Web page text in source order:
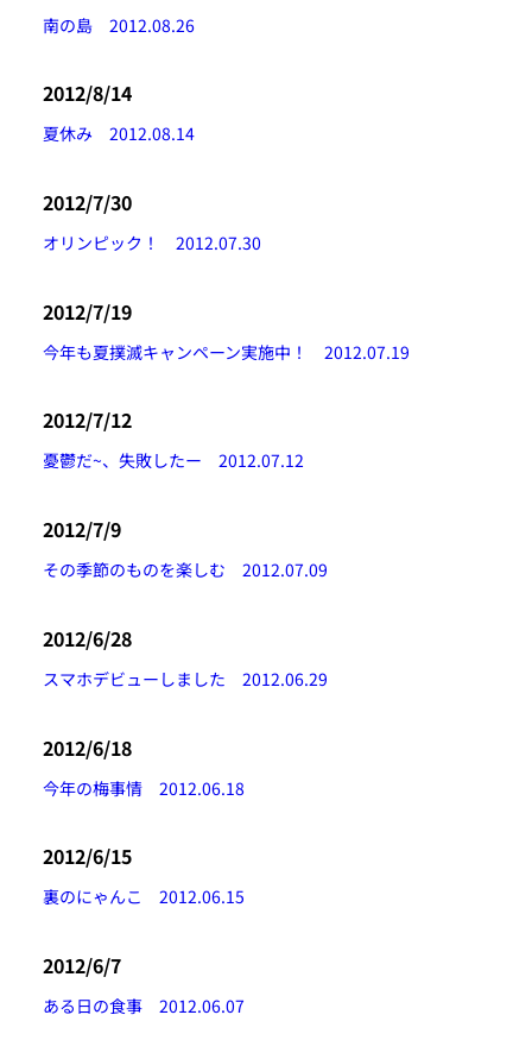
南の島 2012.08.26
2012/8/14
夏休み 2012.08.14
2012/7/30
オリンピック！ 2012.07.30
2012/7/19
今年も夏撲滅キャンペーン実施中！ 2012.07.19
2012/7/12
憂鬱だ~、失敗したー 2012.07.12
2012/7/9
その季節のものを楽しむ 2012.07.09
2012/6/28
スマホデビューしました 2012.06.29
2012/6/18
今年の梅事情 2012.06.18
2012/6/15
裏のにゃんこ 2012.06.15
2012/6/7
ある日の食事 2012.06.07